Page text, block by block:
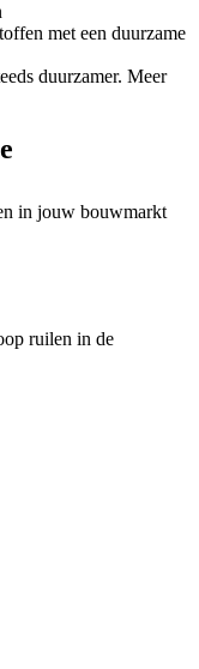
met een duurzame
duurzamer. Meer
in jouw bouwmarkt
ruilen in de